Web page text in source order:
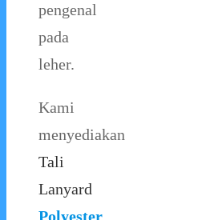
pengenal
pada
leher.
Kami
menyediakan
Tali
Lanyard
Polyester